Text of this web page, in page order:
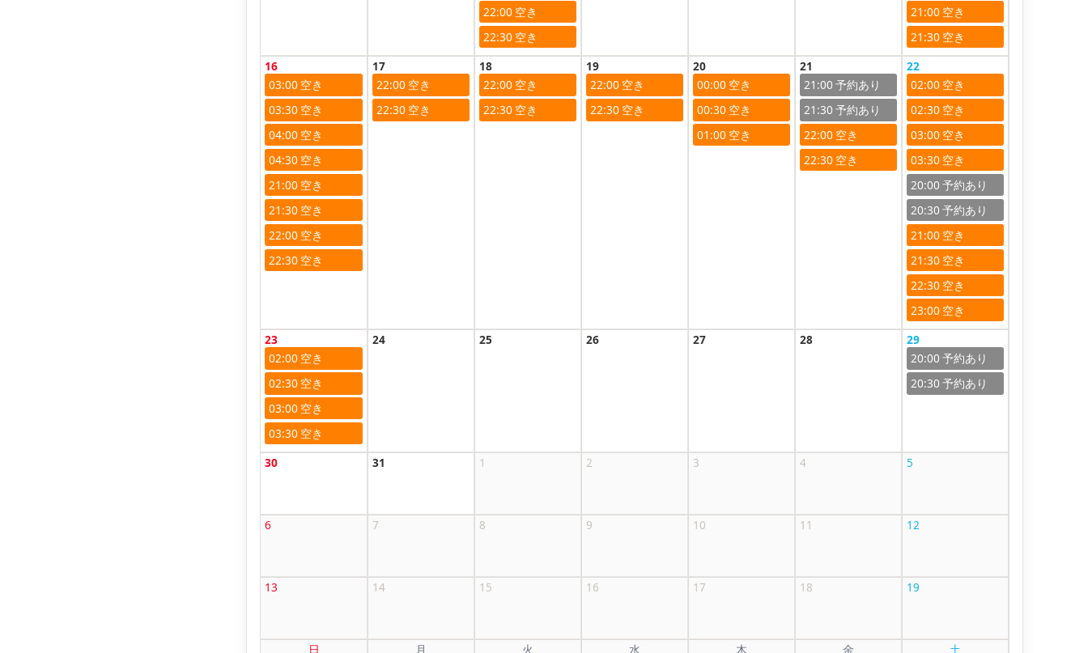
22:00
22:30
21:00
21:30
16
03:00
03:30
04:00
04:30
21:00
21:30
22:00
22:30
17
22:00
22:30
18
22:00
22:30
19
22:00
22:30
20
00:00
00:30
01:00
21
21:00
21:30
22:00
22:30
22
02:00
02:30
03:00
03:30
20:00
20:30
21:00
21:30
22:30
23:00
23
02:00
02:30
03:00
03:30
24 25 26 27 28
29
20:00
20:30
30 31 1 2 3 4 5
6 7 8 9 10 11 12
13 14 15 16 17 18 19
日 月 火 水 木 金 土